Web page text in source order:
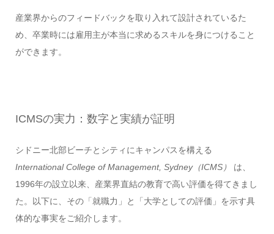
産業界からのフィードバックを取り入れて設計されているた
め、卒業時には雇用主が本当に求めるスキルを身につけること
ができます。
ICMSの実力：数字と実績が証明
シドニー北部ビーチとシティにキャンパスを構える
International College of Management, Sydney（ICMS）
は、
1996年の設立以来、産業界直結の教育で高い評価を得てきまし
た。以下に、その「就職力」と「大学としての評価」を示す具
体的な事実をご紹介します。